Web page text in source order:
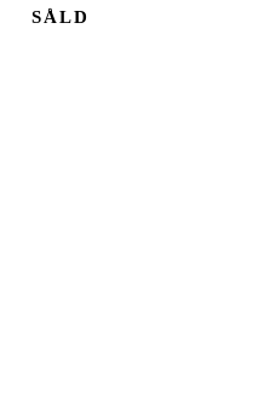
SÅLD